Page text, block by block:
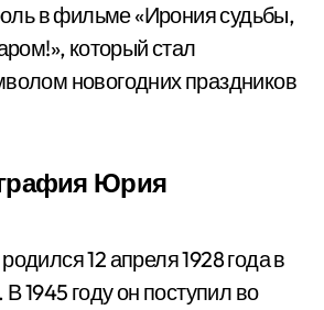
в фильме «Ирония судьбы,
который стал
новогодних праздников
Юрия
12 апреля 1928 года в
1945 году он поступил во